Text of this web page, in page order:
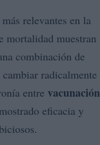
relevantes en la
mortalidad muestran
combinación de
radicalmente
entre vacunación
eficacia y